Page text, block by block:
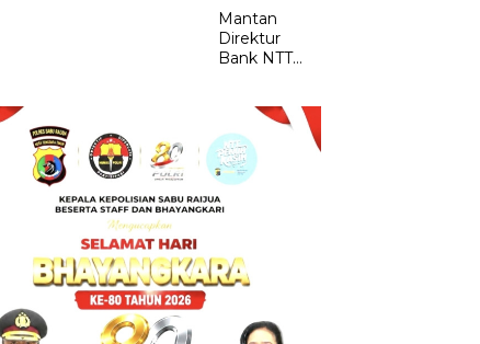
Mantan
Direktur
Bank NTT
NTT atas
Dugaan
tindak pidana
Penipuan